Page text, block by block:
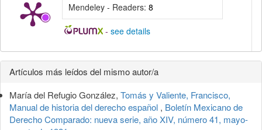
Mendeley - Readers: 8
- see details
Detalles
del
artículo
Artículos más leídos del mismo autor/a
María del Refugio González, Tomás y Valiente, Francisco,
Manual de historia del derecho español , Boletín Mexicano de
Derecho Comparado: nueva serie, año XIV, número 41, mayo-